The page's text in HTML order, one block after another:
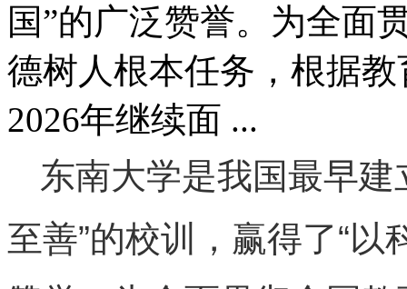
国”的广泛赞誉。为全面
德树人根本任务，根据
2026年继续面 ...
东南大学是我国最早
至善”的校训，赢得了“